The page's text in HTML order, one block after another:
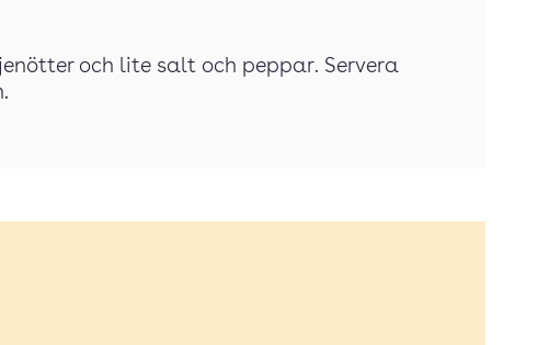
och lite salt och peppar. Servera